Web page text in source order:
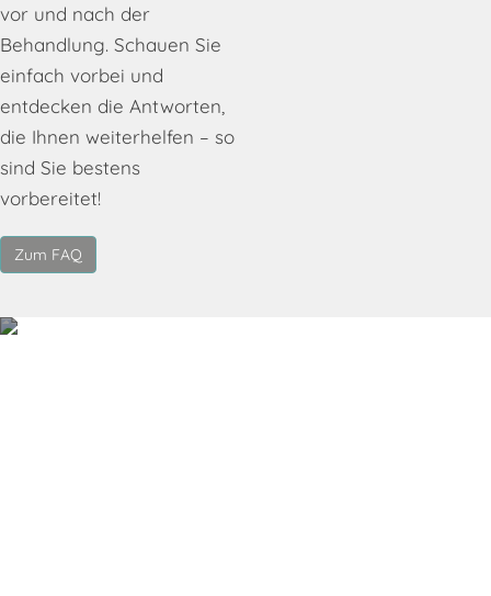
vor und nach der
Behandlung. Schauen Sie
einfach vorbei und
entdecken die Antworten,
die Ihnen weiterhelfen – so
sind Sie bestens
vorbereitet!
Zum FAQ